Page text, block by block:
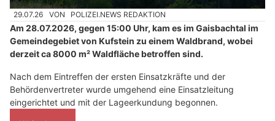
29.07.26 VON POLIZEI.NEWS REDAKTION
Am 28.07.2026, gegen 15:00 Uhr, kam es im Gaisbachtal im
Gemeindegebiet von Kufstein zu einem Waldbrand, wobei
derzeit ca 8000 m² Waldfläche betroffen sind.
Nach dem Eintreffen der ersten Einsatzkräfte und der
Behördenvertreter wurde umgehend eine Einsatzleitung
eingerichtet und mit der Lageerkundung begonnen.